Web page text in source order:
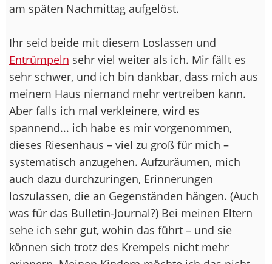
am späten Nachmittag aufgelöst.
Ihr seid beide mit diesem Loslassen und
Entrümpeln sehr viel weiter als ich. Mir fällt es
sehr schwer, und ich bin dankbar, dass mich aus
meinem Haus niemand mehr vertreiben kann.
Aber falls ich mal verkleinere, wird es
spannend... ich habe es mir vorgenommen,
dieses Riesenhaus – viel zu groß für mich –
systematisch anzugehen. Aufzuräumen, mich
auch dazu durchzuringen, Erinnerungen
loszulassen, die an Gegenständen hängen. (Auch
was für das Bulletin-Journal?) Bei meinen Eltern
sehe ich sehr gut, wohin das führt – und sie
können sich trotz des Krempels nicht mehr